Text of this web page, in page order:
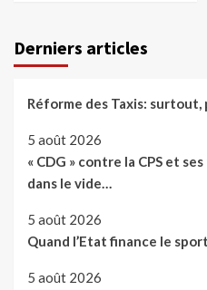
Derniers articles
Réforme des Taxis: surtout,
5 août 2026
« CDG » contre la CPS et
dans le vide…
5 août 2026
Quand l’Etat finance le
5 août 2026